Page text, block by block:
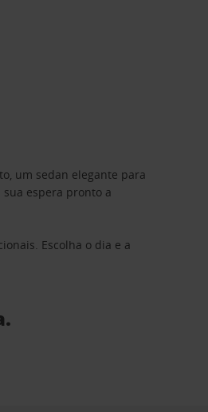
um sedan elegante para
espera pronto a
Escolha o dia e a